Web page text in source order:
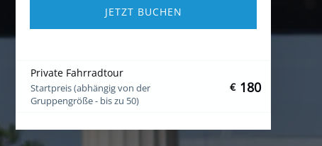
JETZT BUCHEN
Private Fahrradtour
Startpreis (abhängig von der
Gruppengröße - bis zu 50)
€ 180